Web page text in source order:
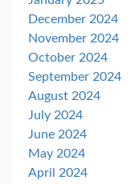
December 2024
November 2024
October 2024
September 2024
August 2024
July 2024
June 2024
May 2024
April 2024